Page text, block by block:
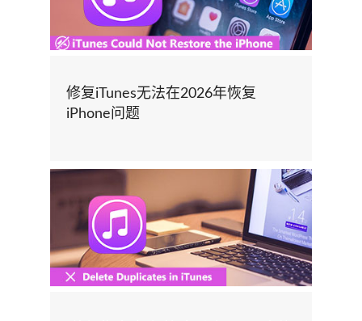
修复iTunes无法在2026年恢复
iPhone问题